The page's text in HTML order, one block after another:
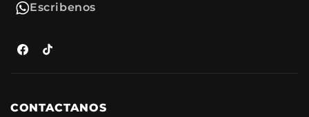
Escribenos
Facebook
TikTok
CONTACTANOS